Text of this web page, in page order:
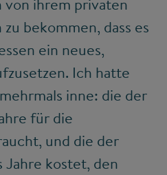
von ihrem privaten
bekommen, dass es
ein neues,
Ich hatte
inne: die der
für die
und die der
Jahre kostet, den